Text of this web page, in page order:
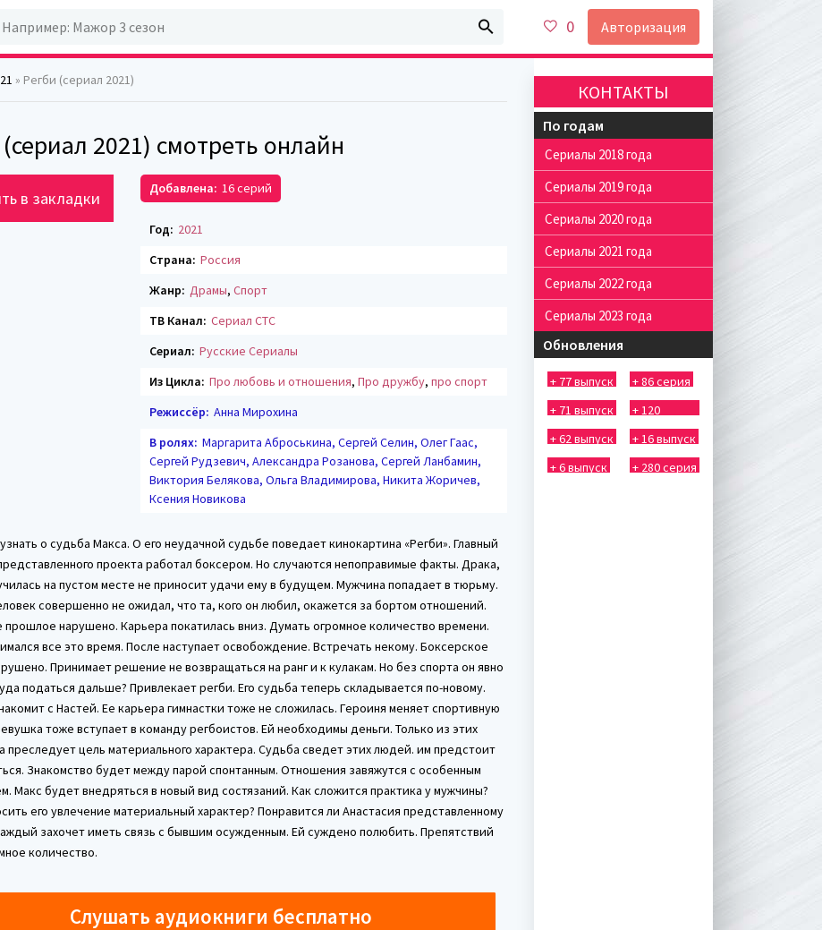
0 Авторизация
» Регби (сериал 2021)
2021) смотреть онлайн
в закладки Добавлена: 16 серий
Год: 2021
Страна: Россия
Жанр: Драмы, Спорт
ТВ Канал: Сериал СТС
Сериал: Русские Сериалы
Из Цикла: Про любовь и отношения, Про дружбу, про спорт
Режиссёр: Анна Мирохина
В ролях: Маргарита Аброськина, Сергей Селин, Олег Гаас,
Сергей Рудзевич, Александра Розанова, Сергей Ланбамин,
Виктория Белякова, Ольга Владимирова, Никита Жоричев,
Ксения Новикова
о судьба Макса. О его неудачной судьбе поведает кинокартина «Регби». Главный
проекта работал боксером. Но случаются непоправимые факты. Драка,
на пустом месте не приносит удачи ему в будущем. Мужчина попадает в тюрьму.
совершенно не ожидал, что та, кого он любил, окажется за бортом отношений.
прошлое нарушено. Карьера покатилась вниз. Думать огромное количество времени.
все это время. После наступает освобождение. Встречать некому. Боксерское
Принимает решение не возвращаться на ранг и к кулакам. Но без спорта он явно
податься дальше? Привлекает регби. Его судьба теперь складывается по-новому.
с Настей. Ее карьера гимнастки тоже не сложилась. Героиня меняет спортивную
тоже вступает в команду регбоистов. Ей необходимы деньги. Только из этих
преследует цель материального характера. Судьба сведет этих людей. им предстоит
Знакомство будет между парой спонтанным. Отношения завяжутся с особенным
Макс будет внедряться в новый вид состязаний. Как сложится практика у мужчины?
его увлечение материальный характер? Понравится ли Анастасия представленному
захочет иметь связь с бывшим осужденным. Ей суждено полюбить. Препятствий
количество.
Слушать аудиокниги бесплатно
КОНТАКТЫ
По годам
Сериалы 2018 года
Сериалы 2019 года
Сериалы 2020 года
Сериалы 2021 года
Сериалы 2022 года
Сериалы 2023 года
Обновления
+ 77 выпуск
+ 86 серия
+ 71 выпуск
+ 120
выпуск
+ 62 выпуск
+ 16 выпуск
+ 6 выпуск
+ 280 серия